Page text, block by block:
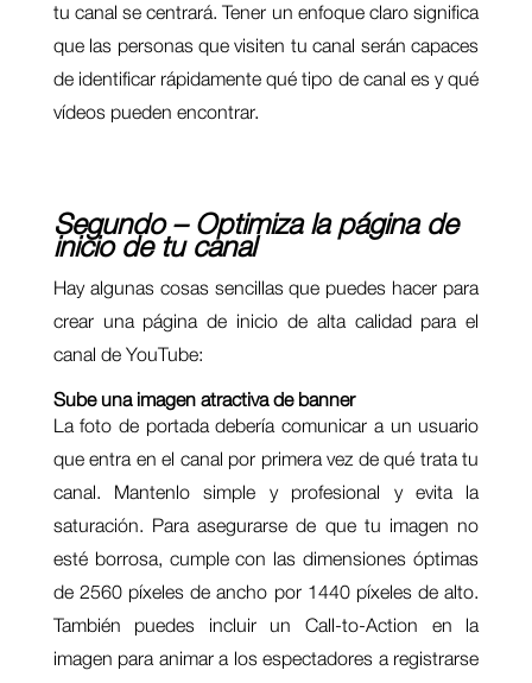
tu canal se centrará. Tener un enfoque claro significa
que las personas que visiten tu canal serán capaces
de identificar rápidamente qué tipo de canal es y qué
vídeos pueden encontrar.
Segundo – Optimiza la página de
inicio de tu canal
Hay algunas cosas sencillas que puedes hacer para
crear una página de inicio de alta calidad para el
canal de YouTube:
Sube una imagen atractivade banner
La foto de portada debería comunicar a un usuario
que entra en el canal por primera vez de qué trata tu
canal. Mantenlo simple y profesional y evita la
saturación. Para asegurarse de que tu imagen no
esté borrosa, cumple con las dimensiones óptimas
de 2560 píxeles de ancho por 1440 píxeles de alto.
También puedes incluir un Call-to-Action en la
imagen para animar a los espectadores a registrarse